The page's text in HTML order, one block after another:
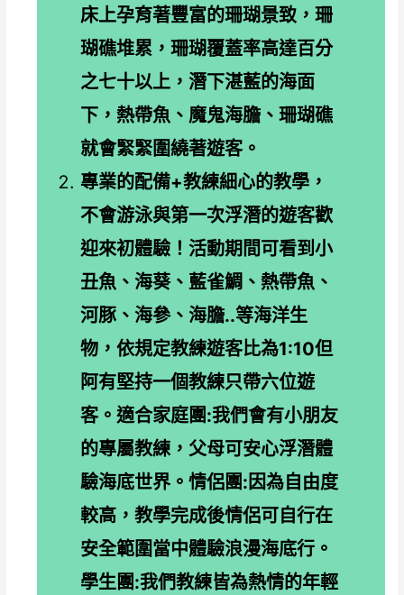
床上孕育著豐富的珊瑚景致，珊
瑚礁堆累，珊瑚覆蓋率高達百分
之七十以上，潛下湛藍的海面
下，熱帶魚、魔鬼海膽、珊瑚礁
就會緊緊圍繞著遊客。
專業的配備+教練細心的教學，
不會游泳與第一次浮潛的遊客歡
迎來初體驗！活動期間可看到小
丑魚、海葵、藍雀鯛、熱帶魚、
河豚、海參、海膽..等海洋生
物，依規定教練遊客比為1:10但
阿有堅持一個教練只帶六位遊
客。適合家庭團:我們會有小朋友
的專屬教練，父母可安心浮潛體
驗海底世界。情侶團:因為自由度
較高，教學完成後情侶可自行在
安全範圍當中體驗浪漫海底行。
學生團:我們教練皆為熱情的年輕